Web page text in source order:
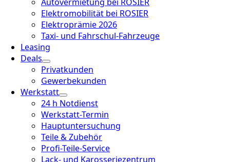
Elektromobilität bei ROSIER
Elektroprämie 2026
Taxi- und Fahrschul-Fahrzeuge
Leasing
Deals
Privatkunden
Gewerbekunden
Werkstatt
24 h Notdienst
Werkstatt-Termin
Hauptuntersuchung
Teile & Zubehör
Profi-Teile-Service
Lack- und Karosseriezentrum